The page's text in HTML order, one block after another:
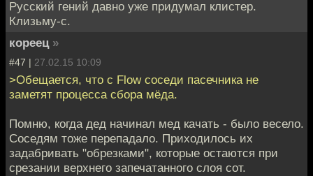
Русский гений давно уже придумал клистер.
Клизьму-с.
кореец »
#47 | 27.02.15 10:09
>Обещается, что с Flow соседи пасечника не
заметят процесса сбора мёда.
Помню, когда дед начинал мед качать - было весело.
Соседям тоже перепадало. Приходилось их
задабривать "обрезками", которые остаются при
срезании верхнего запечатанного слоя сот.